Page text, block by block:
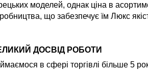
моделей, однак ціна в
що забезпечує їм Люкс
ДОСВІД РОБОТИ
в сфері торгівлі більше 5